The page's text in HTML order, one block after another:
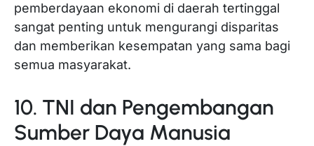
pemberdayaan ekonomi di daerah tertinggal
sangat penting untuk mengurangi disparitas
dan memberikan kesempatan yang sama bagi
semua masyarakat.
10. TNI dan Pengembangan
Sumber Daya Manusia